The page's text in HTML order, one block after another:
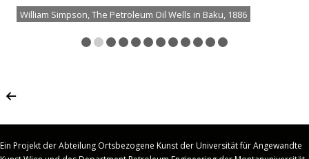
William Simpson, The Petroleum Oil Wells in Baku, 1886
Ein Projekt der Abteilung Ortsbezogene Kunst der Universität für Angewandte